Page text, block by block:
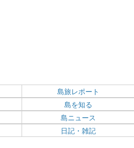
島旅レポート
島を知る
島ニュース
日記・雑記